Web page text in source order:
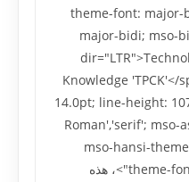
theme-font: major-
major-bidi; mso-
Knowledge 'TPCK'</
14.0pt; line-height:
Roman','serif'; mso-
mso-hansi-
theme-font: major-bidi;" lang="AR-SA">، هذه